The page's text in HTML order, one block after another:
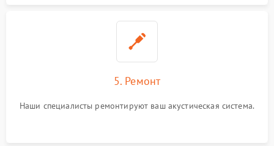
5. Ремонт
Наши специалисты ремонтируют ваш акустическая система.